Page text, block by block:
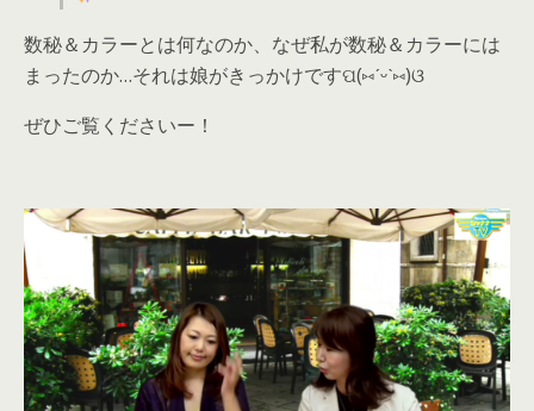
数秘＆カラーとは何なのか、なぜ私が数秘＆カラーには
まったのか…それは娘がきっかけですପ(⑅ˊᵕˋ⑅)ଓ
ぜひご覧くださいー！